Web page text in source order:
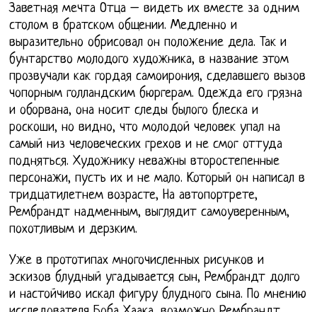
Заветная мечта Отца – видеть их вместе за одним
столом в братском общении. Медленно и
выразительно обрисовал он положение дела. Так и
бунтарство молодого художника, в название этом
прозвучали как гордая самоирония, сделавшего вызов
чопорным голландским бюргерам. Одежда его грязна
и оборвана, она носит следы былого блеска и
роскоши, но видно, что молодой человек упал на
самый низ человеческих грехов и не смог оттуда
подняться. Художнику неважны второстепенные
персонажи, пусть их и не мало. Который он написал в
тридцатилетнем возрасте, На автопортрете,
Рембрандт надменным, выглядит самоуверенным,
похотливым и дерзким.
Уже в прототипах многочисленных рисунков и
эскизов блудный угадывается сын, Рембрандт долго
и настойчиво искал фигуру блудного сына. По мнению